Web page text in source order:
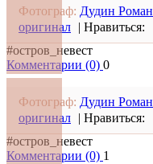
Фотограф: Дудин Роман
оригинал | Нравиться:
#остров_невест
Комментарии (0) 0
Фотограф: Дудин Роман
оригинал | Нравиться:
#остров_невест
Комментарии (0) 1